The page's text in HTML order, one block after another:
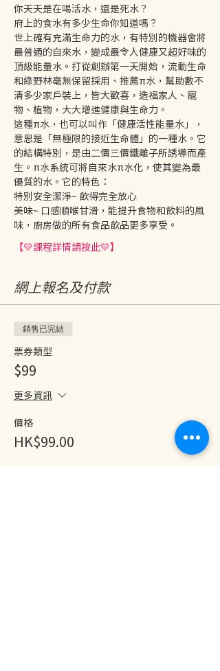
你天天是在喝活水，還是死水？
府上的食水有多少生命你知道嗎？
世上確有充滿生命力的水，有特別的機器會將
最普通的自來水，變成最令人健康又超好味的
頂級能量水。打從創辦第一天開始，流動生命
和綠野林毫無保留採用、推薦π水，幫助數不
清多少家戶裝上，皆大歡喜，造福家人、寵
物、植物，大大增進健康與生命力。
這種π水，也可以叫作「健康活性能量水」，
意思是「無極限的接近生命體」的一種水。它
的結構特別，是由二價三價鐵離子所誘導而產
生。π水系統可將自來水π水化，使其變為最
優質的水。它的特色：
特別安全潔淨~ 飲得完全放心
美味~ 口感順喉甘滑，能提升食物和飲料的風
味，廚房做的所有食品飲品更多享受。
【💛課程詳情請按此💛】
網上報名及付款
銷售已完結
票券類型
$99
更多資訊
價格
HK$99.00